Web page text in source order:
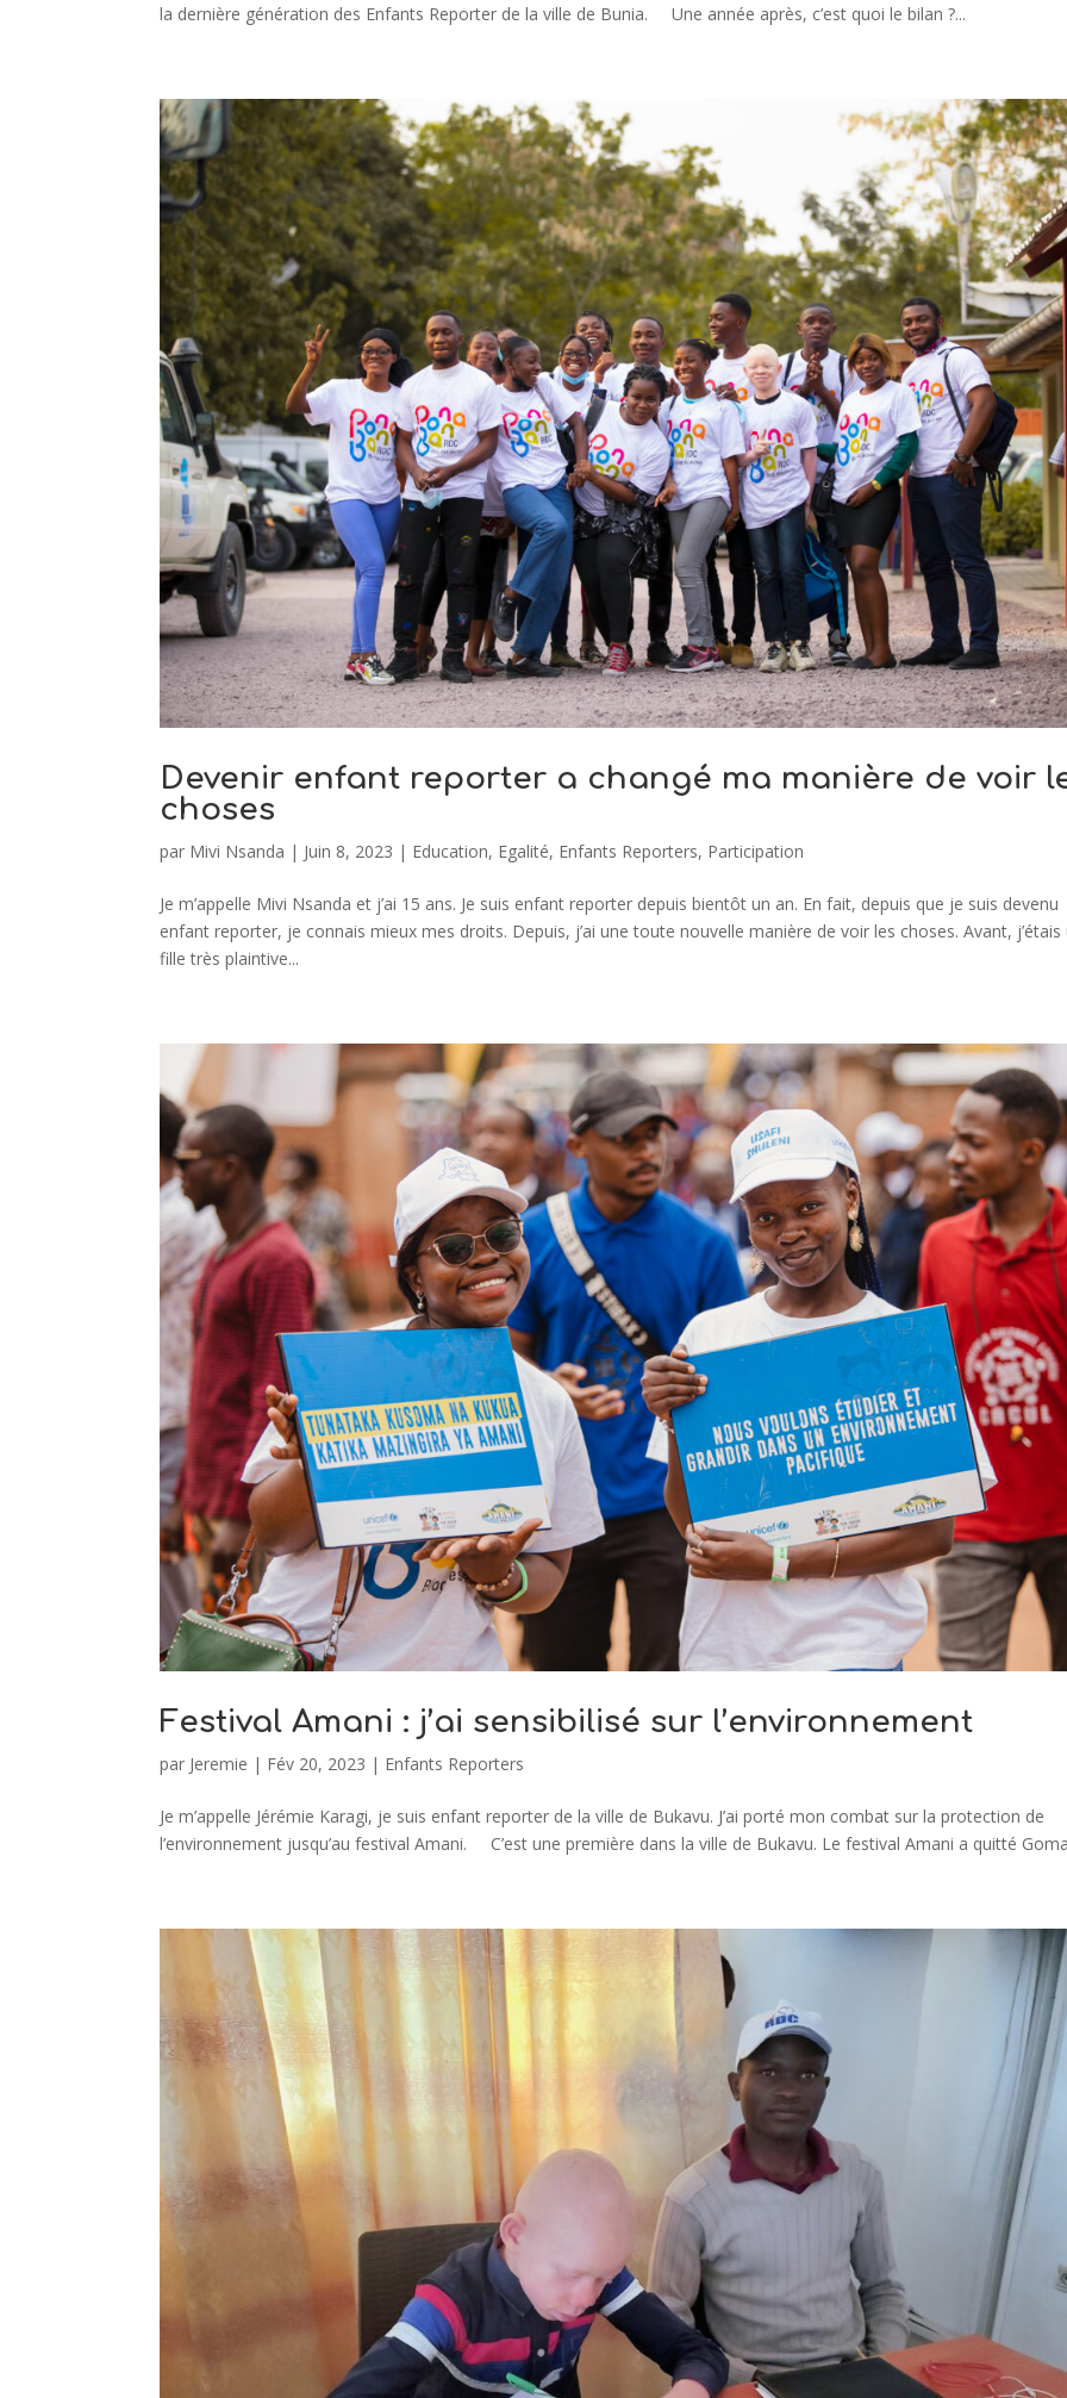
la dernière génération des Enfants Reporter de la ville de Bunia. Une année après, c’est quoi le bilan ?...
Devenir enfant reporter a changé ma manière de voir
choses
par Mivi Nsanda | Juin 8, 2023 | Education, Egalité, Enfants Reporters, Participation
Je m’appelle Mivi Nsanda et j’ai 15 ans. Je suis enfant reporter depuis bientôt un an. En fait, depuis que je suis devenu
enfant reporter, je connais mieux mes droits. Depuis, j’ai une toute nouvelle manière de voir les choses. Avant, j’étais
fille très plaintive...
Festival Amani : j’ai sensibilisé sur l’environnement
par Jeremie | Fév 20, 2023 | Enfants Reporters
Je m’appelle Jérémie Karagi, je suis enfant reporter de la ville de Bukavu. J’ai porté mon combat sur la protection de
l’environnement jusqu’au festival Amani. C’est une première dans la ville de Bukavu. Le festival Amani a quitté